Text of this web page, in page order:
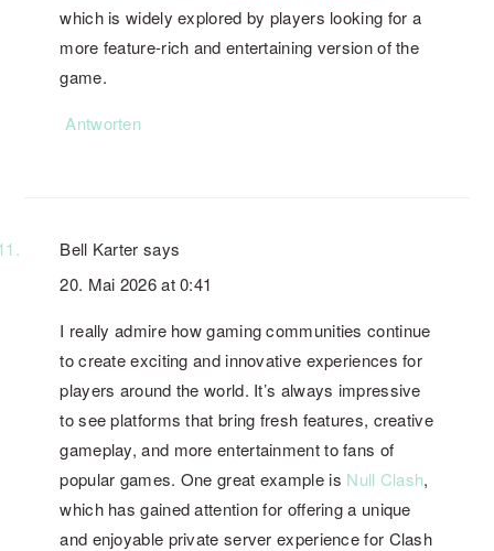
which is widely explored by players looking for a
more feature-rich and entertaining version of the
game.
Antworten
Bell Karter says
20. Mai 2026 at 0:41
I really admire how gaming communities continue
to create exciting and innovative experiences for
players around the world. It’s always impressive
to see platforms that bring fresh features, creative
gameplay, and more entertainment to fans of
popular games. One great example is Null Clash,
which has gained attention for offering a unique
and enjoyable private server experience for Clash